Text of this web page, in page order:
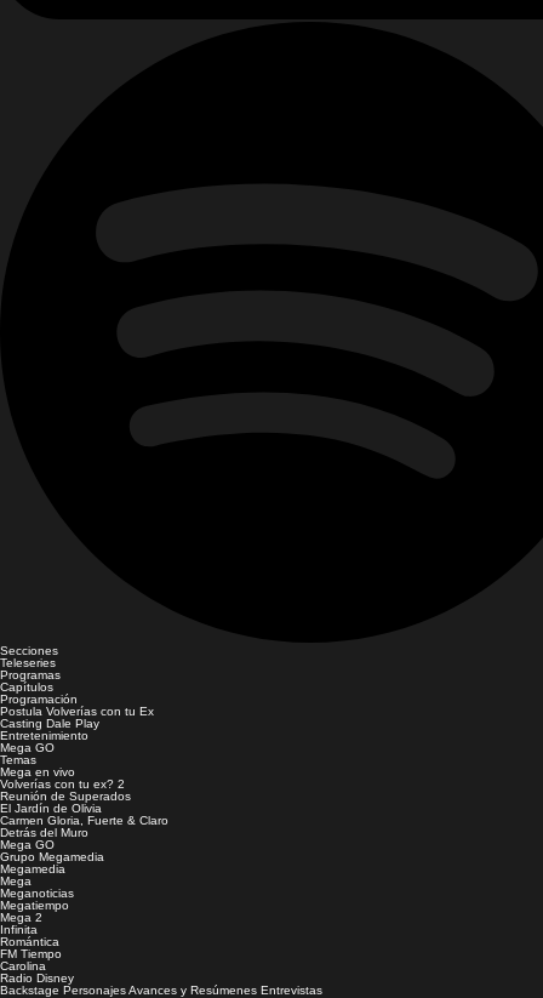
Secciones
Teleseries
Programas
Capítulos
Programación
Postula Volverías con tu Ex
Casting Dale Play
Entretenimiento
Mega GO
Temas
Mega en vivo
Volverías con tu ex? 2
Reunión de Superados
El Jardín de Olivia
Carmen Gloria, Fuerte & Claro
Detrás del Muro
Mega GO
Grupo Megamedia
Megamedia
Mega
Meganoticias
Megatiempo
Mega 2
Infinita
Romántica
FM Tiempo
Carolina
Radio Disney
Backstage PersonajesAvances y Resúmenes Entrevistas